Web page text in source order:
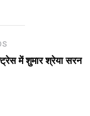
में शुमार श्रेया सरन